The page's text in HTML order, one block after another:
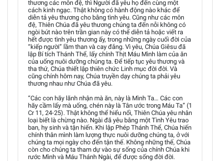
thương các môn đệ, thì Người đã yêu họ đến cùng một
cách kinh ngạc. Thật không có hành động nào khác để
diễn tả yêu thương cho bằng tình yêu. Cũng như các môn
đệ, Thiên Chúa đã yêu thương chúng ta đến nỗi không có
ngòi bút nào trên trần gian này có thể diễn tả hoặc viết ra
hết được tình yêu thương ấy, trong những ngày cuối đời của
“kiếp người” lầm than và cay đắng. Vì yêu, Chúa Giêsu đã
lập Bí tích Thánh Thể, lấy chính Thịt Máu Mình làm của ăn
của uống nuôi dưỡng chúng ta. Để tiếp tục yêu thương và
tha thứ, Chúa thiết lập thiên chức Linh mục đời đời. Và
cũng chính hôm nay, Chúa truyền dạy chúng ta phải yêu
thương nhau như Chúa đã yêu.
“Các con hãy lãnh nhận mà ăn, này là Mình Ta… Các con
hãy cầm lấy mà uống, chén này là Tân ước trong Máu Ta” (1
Cr 11, 24-25). Thật không thể hiểu nổi, Thiên Chúa yêu nhân
loại biết là chừng nào. Ngài đã yêu bằng một Tình Yêu trao
ban, hy sinh và tận hiến. Khi lập Phép Thánh Thể, Chúa hiến
chính thân mình làm lượng thực nuôi dưỡng chúng ta, ở với
chúng ta mọi ngày cho đến tận thế. Không những thế, Chúa
còn cho chúng ta tham dự vào sự sống của chính Chúa khi
rước Mình và Máu Thánh Ngài, để được sống đời đời.